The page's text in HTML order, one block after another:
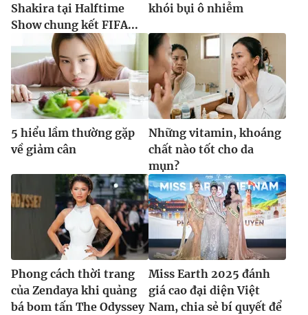
Shakira tại Halftime
Show chung kết FIFA...
khói bụi ô nhiễm
5 hiểu lầm thường gặp
về giảm cân
Những vitamin, khoáng
chất nào tốt cho da
mụn?
Phong cách thời trang
của Zendaya khi quảng
bá bom tấn The Odyssey
Miss Earth 2025 đánh
giá cao đại diện Việt
Nam, chia sẻ bí quyết để